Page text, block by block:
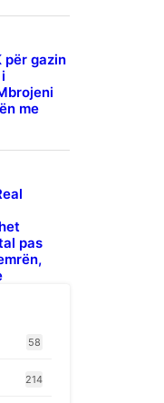
për gazin
me
pas
58
214